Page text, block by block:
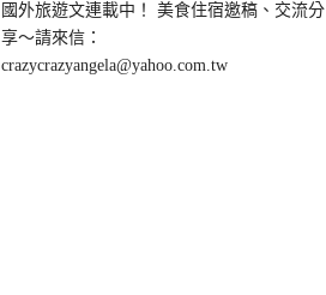
國外旅遊文連載中！ 美食住宿邀稿、交流分
享～請來信：
crazycrazyangela@yahoo.com.tw